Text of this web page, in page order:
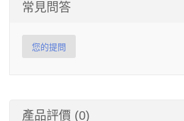
常見問答
您的提問
產品評價 (0)